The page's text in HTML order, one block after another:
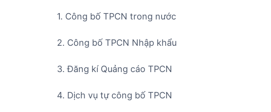
1. Công bố TPCN trong nước
2. Công bố TPCN Nhập khẩu
3. Đăng kí Quảng cáo TPCN
4. Dịch vụ tự công bố TPCN